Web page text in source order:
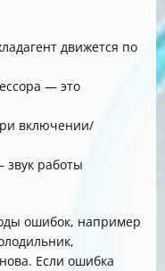
движется по
— это
включении/
звук работы
ошибок, например
Если ошибка